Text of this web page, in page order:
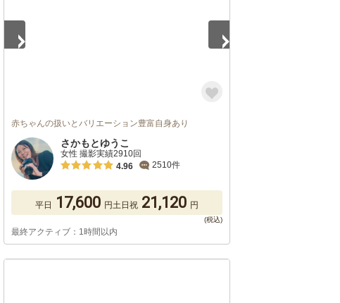
赤ちゃんの扱いとバリエーション豊富自身あり
さかもとゆうこ
女性 撮影実績2910回
4.96
2510件
平日 17,600 円土日祝 21,120 円
最終アクティブ：1時間以内